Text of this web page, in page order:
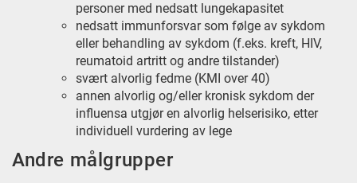
personer med nedsatt lungekapasitet
nedsatt immunforsvar som følge av sykdom
eller behandling av sykdom (f.eks. kreft, HIV,
reumatoid artritt og andre tilstander)
svært alvorlig fedme (KMI over 40)
annen alvorlig og/eller kronisk sykdom der
influensa utgjør en alvorlig helserisiko, etter
individuell vurdering av lege
Andre målgrupper